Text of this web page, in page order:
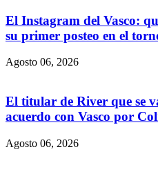
El Instagram del Vasco:
su primer posteo en el
Agosto 06, 2026
El titular de River que se
acuerdo con Vasco por
Agosto 06, 2026